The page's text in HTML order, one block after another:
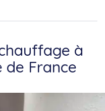
à
de France